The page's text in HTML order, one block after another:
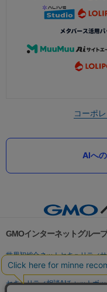
コーポ
AIへ
GMOインターネットグルー
世界初総合ネットセキュリティ
パスワード漏洩診断
Webサ
セキュリティ相談AIチャットボ